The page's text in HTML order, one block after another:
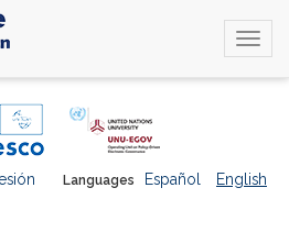
Languages Español English